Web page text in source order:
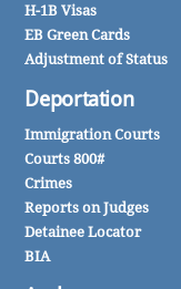
H-1B Visas
EB Green Cards
Adjustment of Status
Deportation
Immigration Courts
Courts 800#
Crimes
Reports on Judges
Detainee Locator
BIA